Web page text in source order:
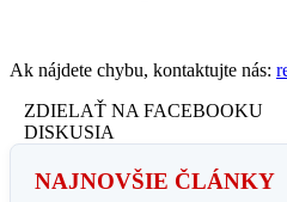
Ak nájdete chybu, kontaktujte nás:
ZDIELAŤ NA FACEBOOKU
DISKUSIA
NAJNOVŠIE ČLÁNKY